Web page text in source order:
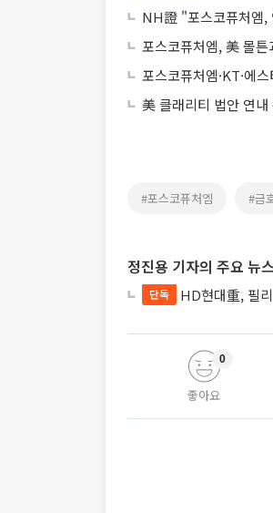
NH證 "포스코퓨처엠,
포스코퓨처엠, 美 몰
포스코퓨처엠·KT·에
美 클래리티 법안 연
#포스코퓨처엠 #금
정진용 기자의 주요 뉴스
단독 HD현대重, 필
좋아요
0